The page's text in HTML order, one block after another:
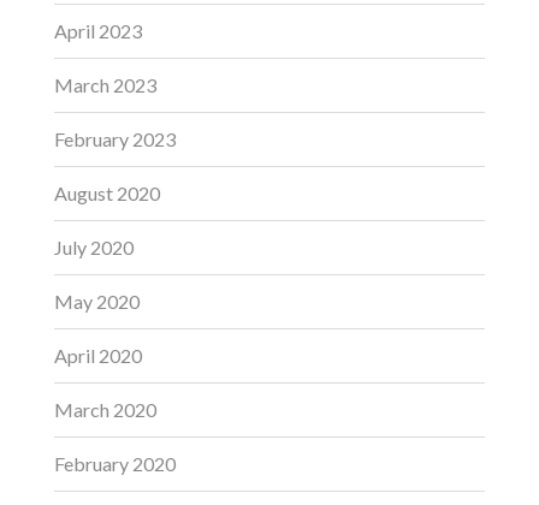
April 2023
March 2023
February 2023
August 2020
July 2020
May 2020
April 2020
March 2020
February 2020